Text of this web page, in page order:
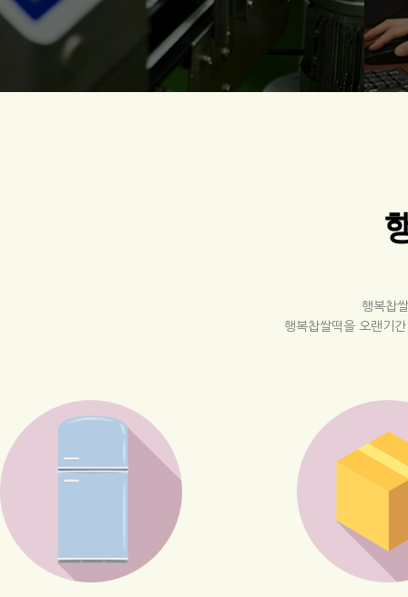
행복찹
행복찹쌀떡을 오랜기